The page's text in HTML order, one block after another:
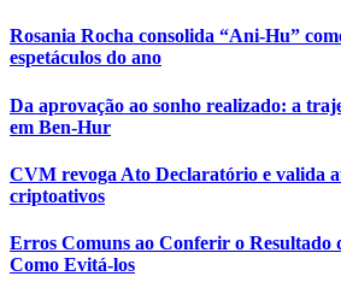
Rosania Rocha consolida “Ani-Hu”
espetáculos do ano
Da aprovação ao sonho realizado: a
em Ben-Hur
CVM revoga Ato Declaratório e valida
criptoativos
Erros Comuns ao Conferir o Resultado
Como Evitá-los